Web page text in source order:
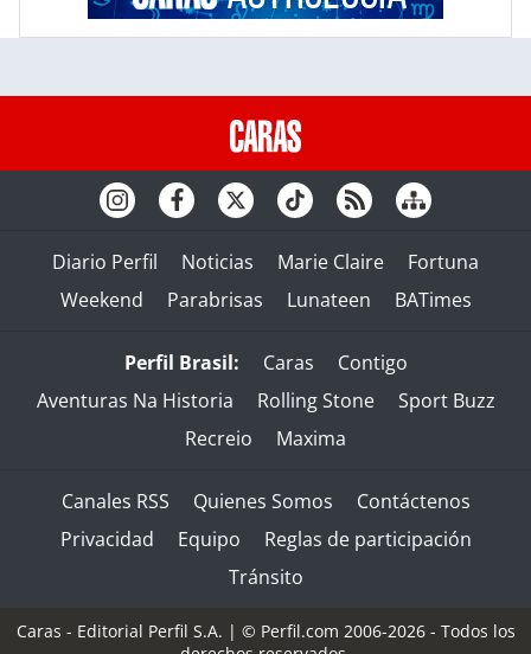
Diario Perfil Noticias Marie Claire
Fortuna
Weekend
Parabrisas Lunateen BATimes
Perfil Brasil: Caras
Contigo
Aventuras Na Historia
Rolling Stone
Sport Buzz
Recreio
Maxima
Canales RSS Quienes Somos
Contáctenos
Privacidad
Equipo
Reglas de participación
Tránsito
Caras - Editorial Perfil S.A. | © Perfil.com 2006-2026 - Todos los